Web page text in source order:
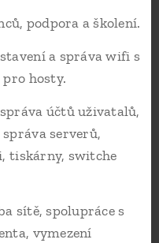
podpora a školení.
a správa wifi s
hosty.
účtů uživatalů,
serverů,
tiskárny, switche
sítě, spolupráce s
vymezení